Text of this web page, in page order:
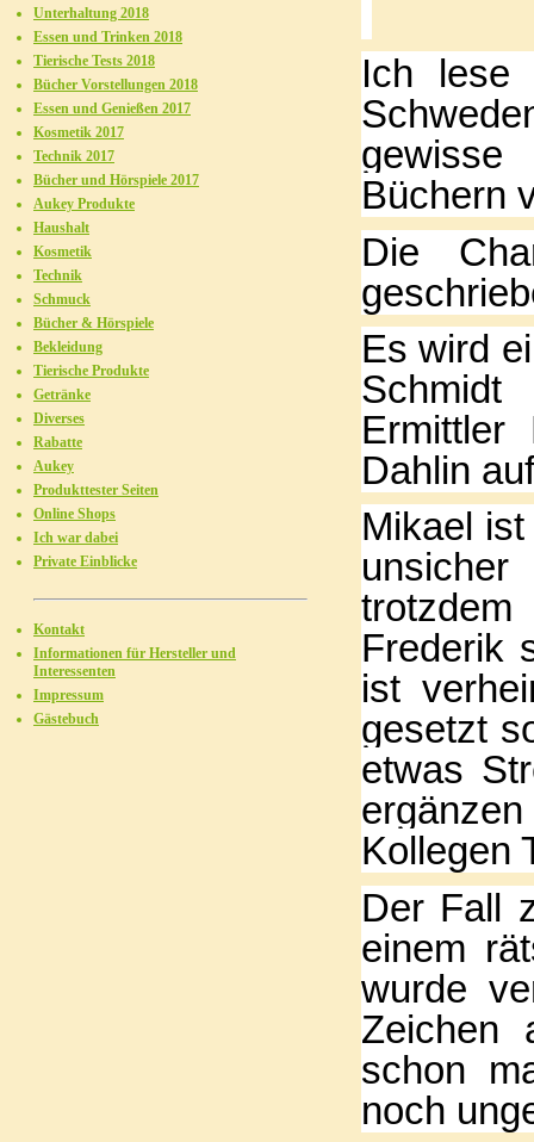
Ich lese
Büchern
Die
Es wird
Ermittler
Dahlin
Mikael
unsicher
Frederik
ist
gesetzt
etwas
Kollegen
Der Fall
einem
wurde
Zeichen
schon
noch
Unterhaltung 2018
Essen und Trinken 2018
Tierische Tests 2018
Bücher Vorstellungen 2018
Essen und Genießen 2017
Kosmetik 2017
Technik 2017
Bücher und Hörspiele 2017
Aukey Produkte
Haushalt
Kosmetik
Technik
Schmuck
Bücher & Hörspiele
Bekleidung
Tierische Produkte
Getränke
Diverses
Rabatte
Aukey
Produkttester Seiten
Online Shops
Ich war dabei
Private Einblicke
Kontakt
Informationen für Hersteller und
Interessenten
Impressum
Gästebuch